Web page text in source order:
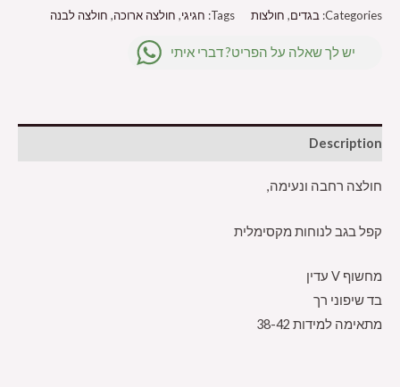
Categories: בגדים, חולצות Tags: חגיגי, חולצה ארוכה, חולצה לבנה
יש לך שאלה על הפריט? דברי איתי
Description
חולצה רחבה ונעימה,
קפל בגב לנוחות מקסימלית
מחשוף V עדין
בד שיפוני רך
מתאימה למידות 38-42